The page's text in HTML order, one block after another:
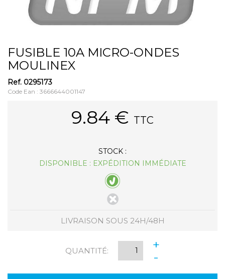
FUSIBLE 10A MICRO-ONDES
MOULINEX
Ref. 0295173
Code Ean : 3666644001147
9.84 € TTC
STOCK :
DISPONIBLE : EXPÉDITION IMMÉDIATE
LIVRAISON SOUS 24H/48H
QUANTITÉ:
+
-